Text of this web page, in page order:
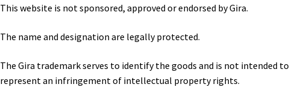
This website is not sponsored, approved or endorsed by Gira.
The name and designation are legally protected.
The Gira trademark serves to identify the goods and is not intended to
represent an infringement of intellectual property rights.